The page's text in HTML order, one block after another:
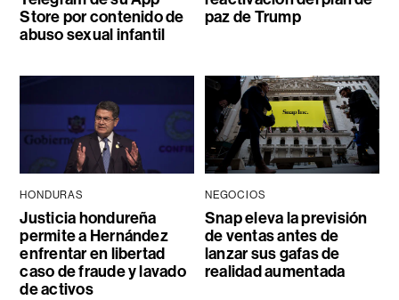
Store por contenido de
abuso sexual infantil
paz de Trump
HONDURAS
Justicia hondureña
permite a Hernández
enfrentar en libertad
caso de fraude y lavado
de activos
NEGOCIOS
Snap eleva la previsión
de ventas antes de
lanzar sus gafas de
realidad aumentada